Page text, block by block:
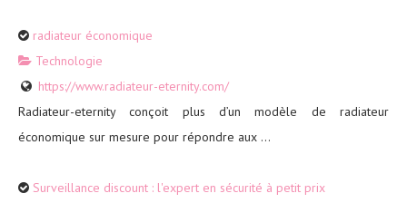
radiateur économique
Technologie
https://www.radiateur-eternity.com/
Radiateur-eternity conçoit plus d’un modèle de radiateur
économique sur mesure pour répondre aux ...
Surveillance discount : l'expert en sécurité à petit prix